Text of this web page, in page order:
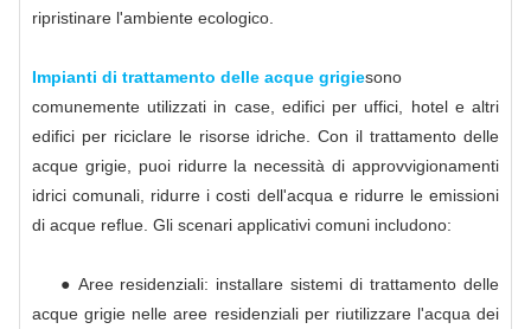
ripristinare l'ambiente ecologico.
Impianti di trattamento delle acque grigiesono
comunemente utilizzati in case, edifici per uffici, hotel e altri
edifici per riciclare le risorse idriche. Con il trattamento delle
acque grigie, puoi ridurre la necessità di approvvigionamenti
idrici comunali, ridurre i costi dell'acqua e ridurre le emissioni
di acque reflue. Gli scenari applicativi comuni includono:
● Aree residenziali: installare sistemi di trattamento delle
acque grigie nelle aree residenziali per riutilizzare l'acqua dei